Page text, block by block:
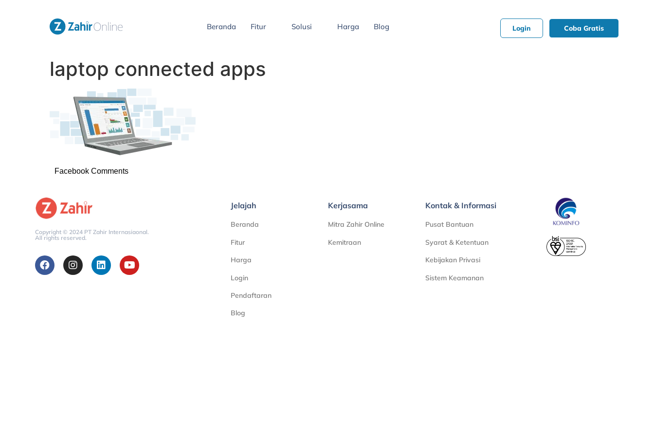
Beranda Fitur Solusi Harga Blog Login Coba Gratis
laptop connected apps
Facebook Comments
Copyright © 2024 PT Zahir Internasiaonal.
All rights reserved.
Jelajah
Beranda
Fitur
Harga
Login
Pendaftaran
Blog
Kerjasama
Mitra Zahir Online
Kemitraan
Kontak & Informasi
Pusat Bantuan
Syarat & Ketentuan
Kebijakan Privasi
Sistem Keamanan